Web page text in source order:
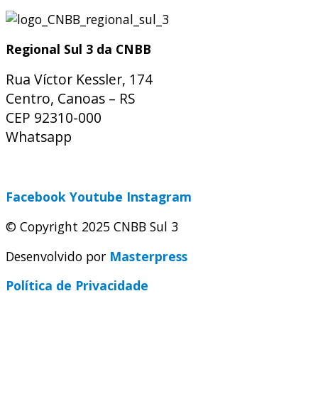
Regional Sul 3 da CNBB
Rua Víctor Kessler, 174
Centro, Canoas – RS
CEP 92310-000
Whatsapp
Facebook Youtube Instagram
© Copyright 2025 CNBB Sul 3
Desenvolvido por Masterpress
Política de Privacidade